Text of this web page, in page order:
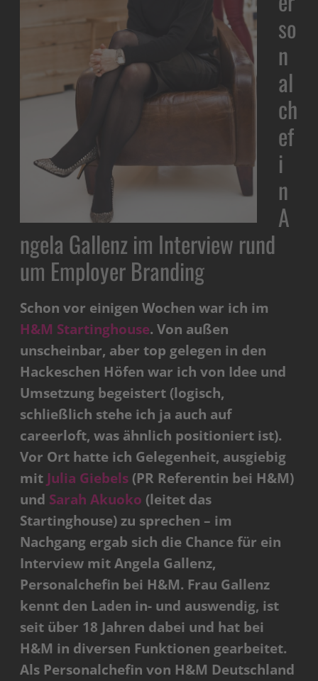
so
n
al
ch
ef
i
n
A
ngela Gallenz im Interview rund
um Employer Branding
Schon vor einigen Wochen war ich im
H&M Startinghouse. Von außen
unscheinbar, aber top gelegen in den
Hackeschen Höfen war ich von Idee und
Umsetzung begeistert (logisch,
schließlich stehe ich ja auch auf
careerloft, was ähnlich positioniert ist).
Vor Ort hatte ich Gelegenheit, ausgiebig
mit Julia Giebels (PR Referentin bei H&M)
und Sarah Akuoko (leitet das
Startinghouse) zu sprechen – im
Nachgang ergab sich die Chance für ein
Interview mit Angela Gallenz,
Personalchefin bei H&M. Frau Gallenz
kennt den Laden in- und auswendig, ist
seit über 18 Jahren dabei und hat bei
H&M in diversen Funktionen gearbeitet.
Als Personalchefin von H&M Deutschland